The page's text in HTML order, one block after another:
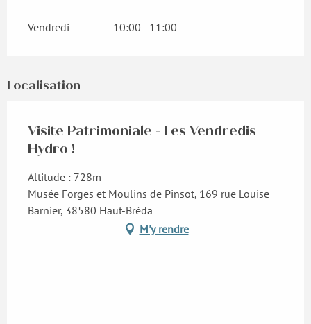
Vendredi 10:00 - 11:00
Localisation
Visite Patrimoniale - Les Vendredis
Hydro !
Altitude : 728m
Musée Forges et Moulins de Pinsot, 169 rue Louise
Barnier, 38580 Haut-Bréda
M'y rendre